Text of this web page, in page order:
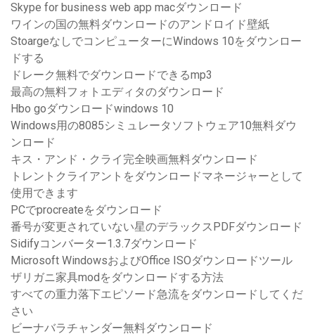
Skype for business web app macダウンロード
ワインの国の無料ダウンロードのアンドロイド壁紙
StoargeなしでコンピューターにWindows 10をダウンロー
ドする
ドレーク無料でダウンロードできるmp3
最高の無料フォトエディタのダウンロード
Hbo goダウンロードwindows 10
Windows用の8085シミュレータソフトウェア10無料ダウ
ンロード
キス・アンド・クライ完全映画無料ダウンロード
トレントクライアントをダウンロードマネージャーとして
使用できます
PCでprocreateをダウンロード
番号が変更されていない星のデラックスPDFダウンロード
Sidifyコンバーター1.3.7ダウンロード
Microsoft WindowsおよびOffice ISOダウンロードツール
ザリガニ家具modをダウンロードする方法
すべての重力落下エピソード急流をダウンロードしてくだ
さい
ビーナバラチャンダー無料ダウンロード